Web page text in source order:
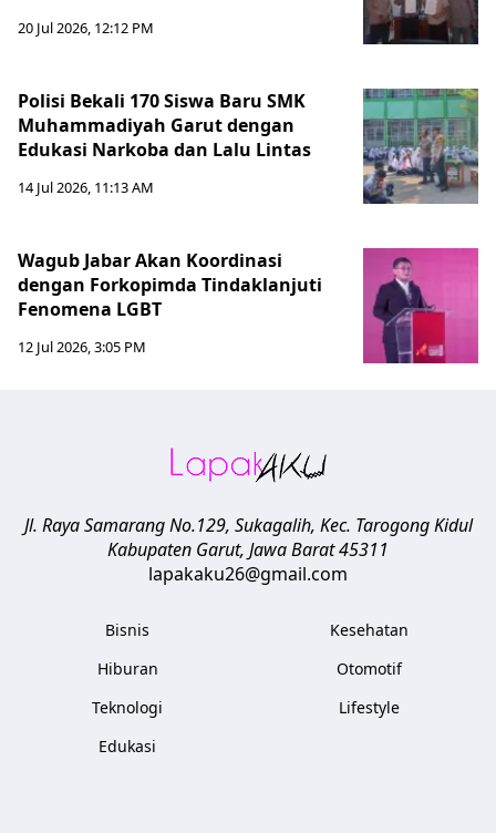
20 Jul 2026, 12:12 PM
Polisi Bekali 170 Siswa Baru SMK
Muhammadiyah Garut dengan
Edukasi Narkoba dan Lalu Lintas
14 Jul 2026, 11:13 AM
Wagub Jabar Akan Koordinasi
dengan Forkopimda Tindaklanjuti
Fenomena LGBT
12 Jul 2026, 3:05 PM
Jl. Raya Samarang No.129, Sukagalih, Kec. Tarogong Kidul
Kabupaten Garut, Jawa Barat45311
lapakaku26@gmail.com
Bisnis
Hiburan
Teknologi
Edukasi
Kesehatan
Otomotif
Lifestyle